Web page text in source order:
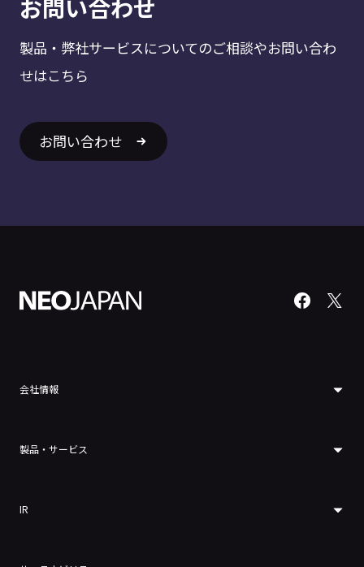
お問い合わせ
製品・弊社サービスについてのご相談やお問い合わ
せはこちら
お問い合わせ
会社情報
製品・サービス
IR